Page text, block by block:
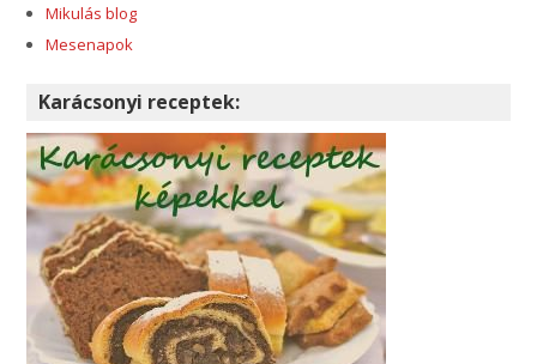
Mikulás blog
Mesenapok
Karácsonyi receptek: